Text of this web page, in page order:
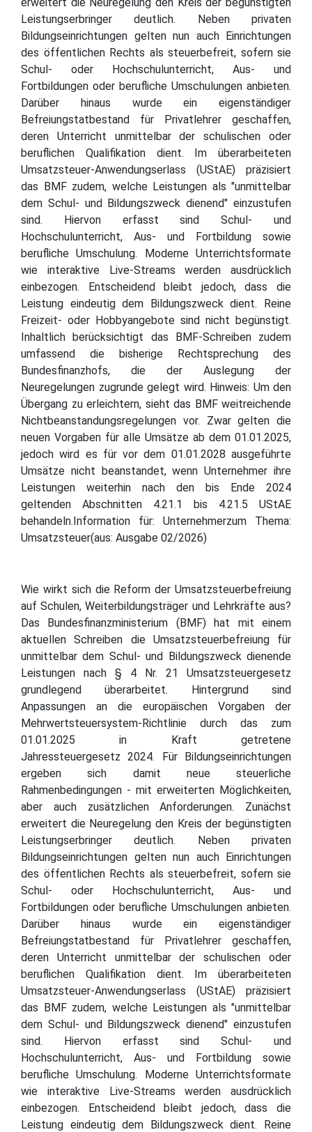
Leistungserbringer deutlich. Neben privaten
Bildungseinrichtungen gelten nun auch Einrichtungen
des öffentlichen Rechts als steuerbefreit, sofern sie
Schul- oder Hochschulunterricht, Aus- und
Fortbildungen oder berufliche Umschulungen anbieten.
Darüber hinaus wurde ein eigenständiger
Befreiungstatbestand für Privatlehrer geschaffen,
deren Unterricht unmittelbar der schulischen oder
beruflichen Qualifikation dient. Im überarbeiteten
Umsatzsteuer-Anwendungserlass (UStAE) präzisiert
das BMF zudem, welche Leistungen als "unmittelbar
dem Schul- und Bildungszweck dienend" einzustufen
sind. Hiervon erfasst sind Schul- und
Hochschulunterricht, Aus- und Fortbildung sowie
berufliche Umschulung. Moderne Unterrichtsformate
wie interaktive Live-Streams werden ausdrücklich
einbezogen. Entscheidend bleibt jedoch, dass die
Leistung eindeutig dem Bildungszweck dient. Reine
Freizeit- oder Hobbyangebote sind nicht begünstigt.
Inhaltlich berücksichtigt das BMF-Schreiben zudem
umfassend die bisherige Rechtsprechung des
Bundesfinanzhofs, die der Auslegung der
Neuregelungen zugrunde gelegt wird. Hinweis: Um den
Übergang zu erleichtern, sieht das BMF weitreichende
Nichtbeanstandungsregelungen vor. Zwar gelten die
neuen Vorgaben für alle Umsätze ab dem 01.01.2025,
jedoch wird es für vor dem 01.01.2028 ausgeführte
Umsätze nicht beanstandet, wenn Unternehmer ihre
Leistungen weiterhin nach den bis Ende 2024
geltenden Abschnitten 4.21.1 bis 4.21.5 UStAE
behandeln.Information für: Unternehmerzum Thema:
Umsatzsteuer(aus: Ausgabe 02/2026)
Wie wirkt sich die Reform der Umsatzsteuerbefreiung
auf Schulen, Weiterbildungsträger und Lehrkräfte aus?
Das Bundesfinanzministerium (BMF) hat mit einem
aktuellen Schreiben die Umsatzsteuerbefreiung für
unmittelbar dem Schul- und Bildungszweck dienende
Leistungen nach § 4 Nr. 21 Umsatzsteuergesetz
grundlegend überarbeitet. Hintergrund sind
Anpassungen an die europäischen Vorgaben der
Mehrwertsteuersystem-Richtlinie durch das zum
01.01.2025 in Kraft getretene
Jahressteuergesetz 2024. Für Bildungseinrichtungen
ergeben sich damit neue steuerliche
Rahmenbedingungen - mit erweiterten Möglichkeiten,
aber auch zusätzlichen Anforderungen. Zunächst
erweitert die Neuregelung den Kreis der begünstigten
Leistungserbringer deutlich. Neben privaten
Bildungseinrichtungen gelten nun auch Einrichtungen
des öffentlichen Rechts als steuerbefreit, sofern sie
Schul- oder Hochschulunterricht, Aus- und
Fortbildungen oder berufliche Umschulungen anbieten.
Darüber hinaus wurde ein eigenständiger
Befreiungstatbestand für Privatlehrer geschaffen,
deren Unterricht unmittelbar der schulischen oder
beruflichen Qualifikation dient. Im überarbeiteten
Umsatzsteuer-Anwendungserlass (UStAE) präzisiert
das BMF zudem, welche Leistungen als "unmittelbar
dem Schul- und Bildungszweck dienend" einzustufen
sind. Hiervon erfasst sind Schul- und
Hochschulunterricht, Aus- und Fortbildung sowie
berufliche Umschulung. Moderne Unterrichtsformate
wie interaktive Live-Streams werden ausdrücklich
einbezogen. Entscheidend bleibt jedoch, dass die
Leistung eindeutig dem Bildungszweck dient. Reine